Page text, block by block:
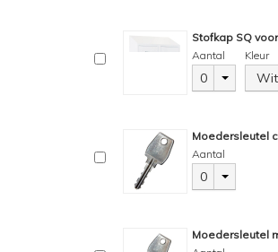
Stofkap SQ
Aantal
0
Kleur
Moedersleutel
Aantal
0
Moedersleutel